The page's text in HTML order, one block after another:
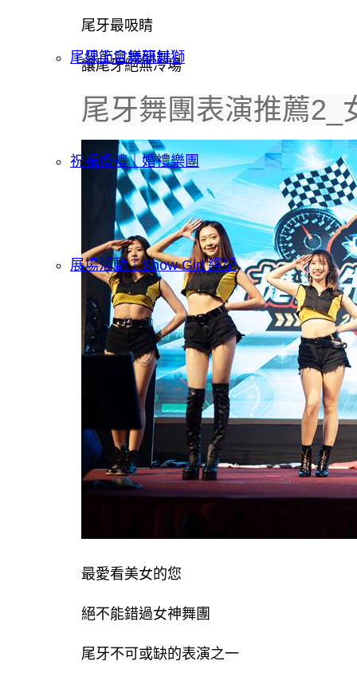
｜線上會議研討
祝福婚禮｜婚禮樂團
展場活動｜Show Girl 經紀
尾牙節目舞龍舞獅
尾牙最吸睛
讓尾牙絕無冷場
尾牙舞團表演推薦2_
最愛看美女的您
絕不能錯過女神舞團
尾牙不可或缺的表演之一